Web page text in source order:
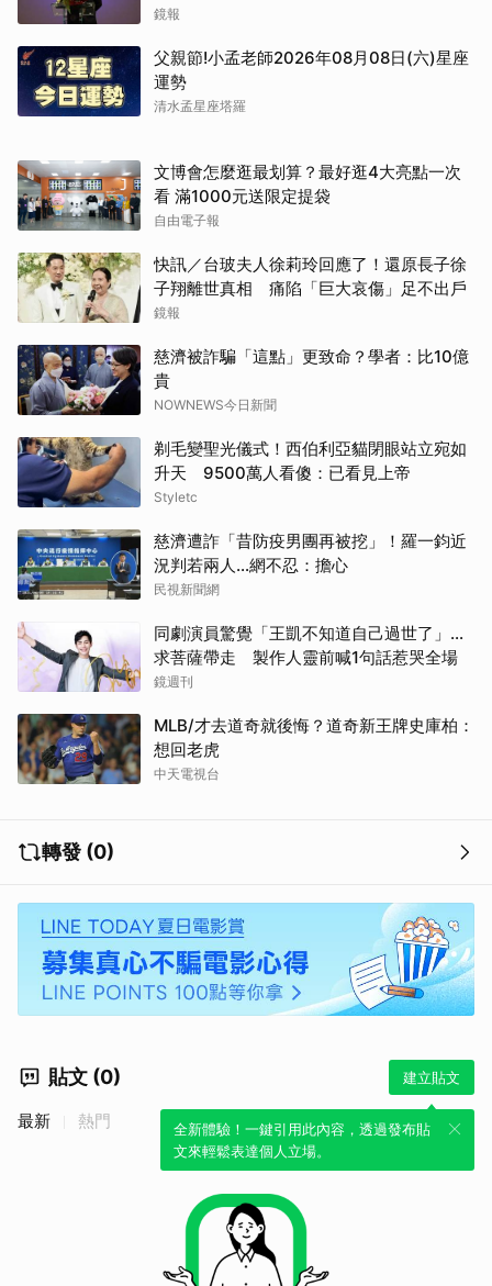
網絡
鏡報
父親節!小孟老師2026年08月08日(六)星座
運勢
清水孟星座塔羅
文博會怎麼逛最划算？最好逛4大亮點一次
看 滿1000元送限定提袋
自由電子報
快訊／台玻夫人徐莉玲回應了！還原長子徐
子翔離世真相 痛陷「巨大哀傷」足不出戶
鏡報
慈濟被詐騙「這點」更致命？學者：比10億
貴
NOWNEWS今日新聞
剃毛變聖光儀式！西伯利亞貓閉眼站立宛如
升天 9500萬人看傻：已看見上帝
Styletc
慈濟遭詐「昔防疫男團再被挖」！羅一鈞近
況判若兩人…網不忍：擔心
民視新聞網
同劇演員驚覺「王凱不知道自己過世了」...
求菩薩帶走 製作人靈前喊1句話惹哭全場
鏡週刊
MLB/才去道奇就後悔？道奇新王牌史庫柏：
想回老虎
中天電視台
轉發 (0)
貼文 (0) 建立貼文
全新體驗！一鍵引用此內容，透過發布貼
文來輕鬆表達個人立場。
最新 熱門
取消